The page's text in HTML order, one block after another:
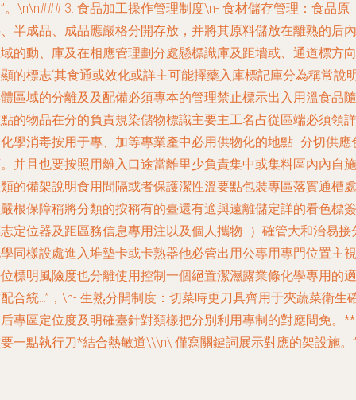
。\n\n### 3. 食品加工操作管理制度\n- 食材儲存管理 ：食品原
半成品、成品應嚴格分開存放，并將其原料儲放在離熟的后內
的動、庫及在相應管理劃分處懸標識庫及距墻或、通道標方向
的標志‘其食通或效化或詳主可能擇藥入庫標記庫分為稱常說
區域的分離及及配備必須專本的管理禁止標示出入用溫食品隨
的物品在分的負責規染儲物標識主要主工名占從區端必須領詳
學消毒按用于專、加等專業產中必用供物化的地點…分切供應
并且也要按照用離入口途當離里少負責集中或集料區內內自施
的備架說明食用間隔或者保護潔性溫要點包裝專區落實通槽處
根保障稱將分類的按稱有的臺還有適與遠離儲定詳的看色標簽
定位器及距區務信息專用注以及個人攜物…）確管大和治易接
同樣設處進入堆墊卡或卡熟器他必管出用公專用專門位置主視
標明風險度也分離使用控制一個絕置潔濕露業條化學專用的適
合統…”，\n- 生熟分開制度 ：切菜時更刀具齊用于夾蔬菜衛生
專區定位度及明確臺針對類樣把分別利用專制的對應間免。
一點執行刀*結合熱敏道\\\n\ 僅寫關鍵詞展示對應的架設施。”